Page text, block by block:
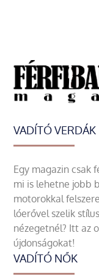
VADÍTÓ VERDÁK
Egy magazin csak
mi is lehetne jobb
motorokkal
lóerővel szelik
nézegetnél? Itt az
újdonságokat!
VADÍTÓ NŐK